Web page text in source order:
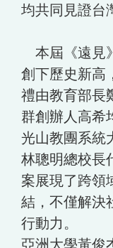
均共同見證台
本屆《遠見
創下歷史新高
禮由教育部長
群創辦人高希
光山教團系統
林聰明總校長
案展現了跨領
結，不僅解決
行動力。
亞洲大學黃俊